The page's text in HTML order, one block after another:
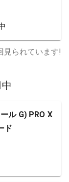
見られています!
ル G) PRO X
ド